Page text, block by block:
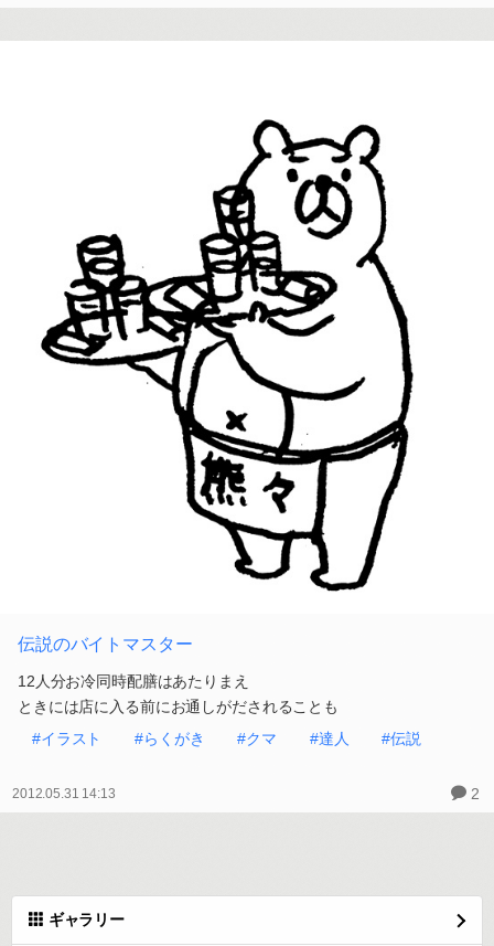
伝説のバイトマスター
12人分お冷同時配膳はあたりまえ
ときには店に入る前にお通しがだされることも
#イラスト
#らくがき #クマ #達人 #伝説
2012.05.31 14:13 2
ギャラリー